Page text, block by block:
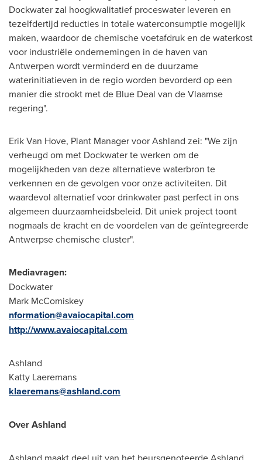
Dockwater zal hoogkwalitatief proceswater leveren en
tezelfdertijd reducties in totale waterconsumptie mogelijk
maken, waardoor de chemische voetafdruk en de waterkost
voor industriële ondernemingen in de haven van
Antwerpen wordt verminderd en de duurzame
waterinitiatieven in de regio worden bevorderd op een
manier die strookt met de Blue Deal van de Vlaamse
regering".
Erik Van Hove, Plant Manager voorAshland zei: "We zijn
verheugd om met Dockwater te werken om de
mogelijkheden van deze alternatieve waterbron te
verkennen en de gevolgen voor onze activiteiten. Dit
waardevol alternatief voor drinkwater past perfect in ons
algemeen duurzaamheidsbeleid. Dit uniek project toont
nogmaals de kracht en de voordelen van de geïntegreerde
Antwerpse chemische cluster".
Mediavragen:
Dockwater
Mark McComiskey
nformation@avaiocapital.com
http://www.avaiocapital.com
Ashland
Katty Laeremans
klaeremans@ashland.com
OverAshland